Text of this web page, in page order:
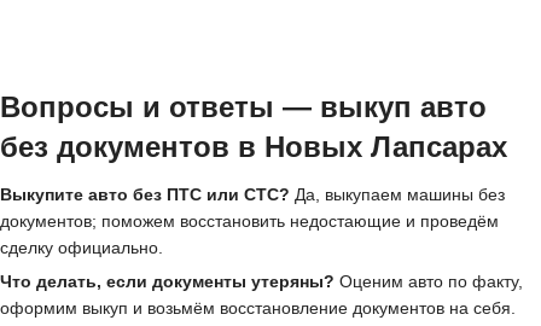
Вопросы и ответы — выкуп авто
без документов в Новых Лапсарах
Выкупите авто без ПТС или СТС? Да, выкупаем машины без
документов; поможем восстановить недостающие и проведём
сделку официально.
Что делать, если документы утеряны? Оценим авто по факту,
оформим выкуп и возьмём восстановление документов на себя.